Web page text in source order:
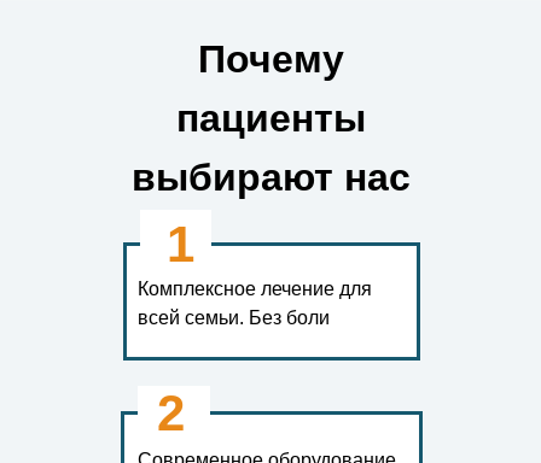
Почему
пациенты
выбирают нас
1
2
Комплексное лечение для
всей семьи. Без боли